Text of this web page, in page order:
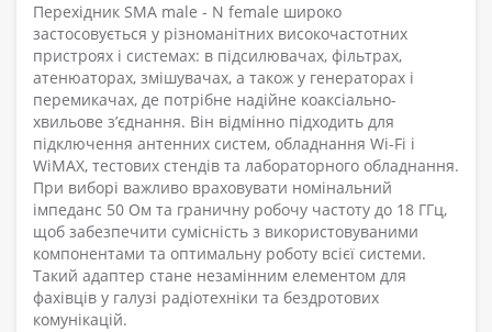
Перехідник SMA male - N female широко
застосовується у різноманітних високочастотних
пристроях і системах: в підсилювачах, фільтрах,
атенюаторах, змішувачах, а також у генераторах і
перемикачах, де потрібне надійне коаксіально-
хвильове з’єднання. Він відмінно підходить для
підключення антенних систем, обладнання Wi-Fi і
WiMAX, тестових стендів та лабораторного обладнання.
При виборі важливо враховувати номінальний
імпеданс 50 Ом та граничну робочу частоту до 18 ГГц,
щоб забезпечити сумісність з використовуваними
компонентами та оптимальну роботу всієї системи.
Такий адаптер стане незамінним елементом для
фахівців у галузі радіотехніки та бездротових
комунікацій.